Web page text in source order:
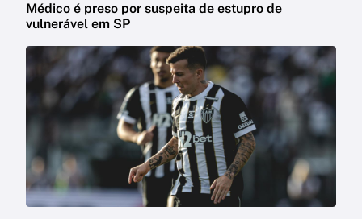
Médico é preso por suspeita de estupro de
vulnerável em SP